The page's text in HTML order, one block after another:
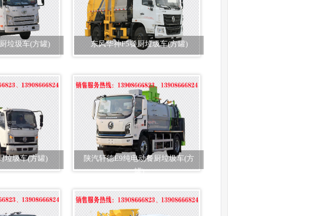
垃圾车(方罐) 东风华神F5餐厨垃圾车(方罐)
垃圾车(方罐)
陕汽轩德E9纯电动餐厨垃圾车(方
罐)